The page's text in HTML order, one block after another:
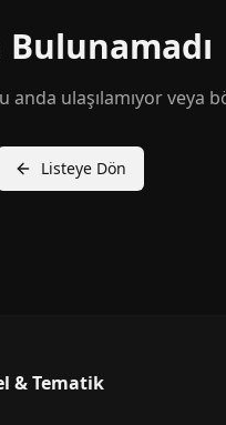
Bulunamadı
anda ulaşılamıyor veya
Listeye Dön
& Tematik